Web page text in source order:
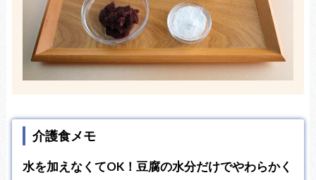
介護食メモ
水を加えなくてOK！豆腐の水分だけでやわらかく